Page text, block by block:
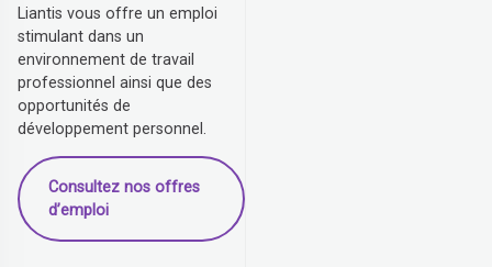
Liantis vous offre un emploi
stimulant dans un
environnement de travail
professionnel ainsi que des
opportunités de
développement personnel.
Consultez nos offres
d’emploi